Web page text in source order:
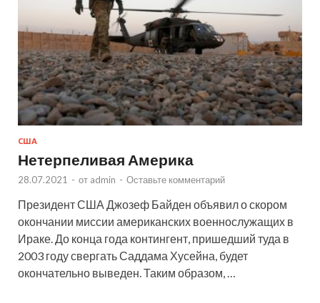
США
Нетерпеливая Америка
28.07.2021 - от admin - Оставьте комментарий
Президент США Джозеф Байден объявил о скором
окончании миссии американских военнослужащих в
Ираке. До конца года контингент, пришедший туда в
2003 году свергать Саддама Хусейна, будет
окончательно выведен. Таким образом, …